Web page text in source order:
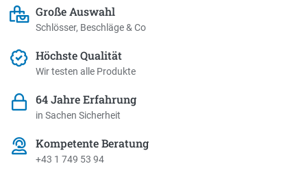
Große Auswahl
Schlösser, Beschläge & Co
Höchste Qualität
Wir testen alle Produkte
64 Jahre Erfahrung
in Sachen Sicherheit
Kompetente Beratung
+43 1 749 53 94